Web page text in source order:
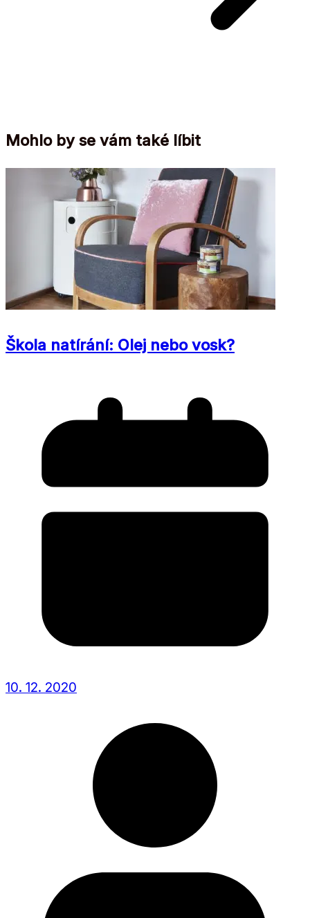
Mohlo by se vám také líbit
Škola natírání: Olej nebo vosk?
10. 12. 2020